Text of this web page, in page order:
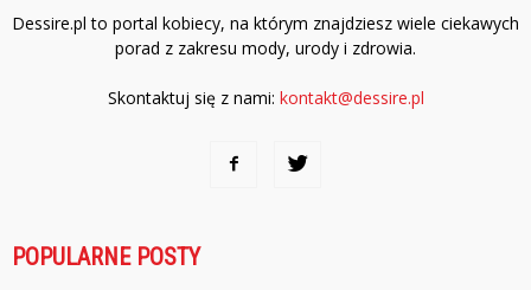
Dessire.pl to portal kobiecy, na którym znajdziesz wiele ciekawych
porad z zakresu mody, urody i zdrowia.
Skontaktuj się z nami: kontakt@dessire.pl
POPULARNE POSTY